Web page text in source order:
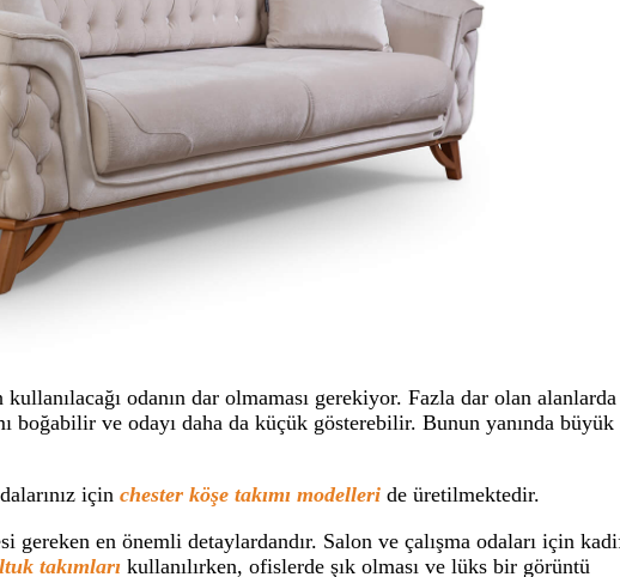
kullanılacağı odanın dar olmaması gerekiyor. Fazla dar olan alanlarda
boğabilir ve odayı daha da küçük gösterebilir. Bunun yanında büyük
için chester köşe takımı modelleri de üretilmektedir.
gereken en önemli detaylardandır. Salon ve çalışma odaları için
takımları kullanılırken, ofislerde şık olması ve lüks bir görüntü